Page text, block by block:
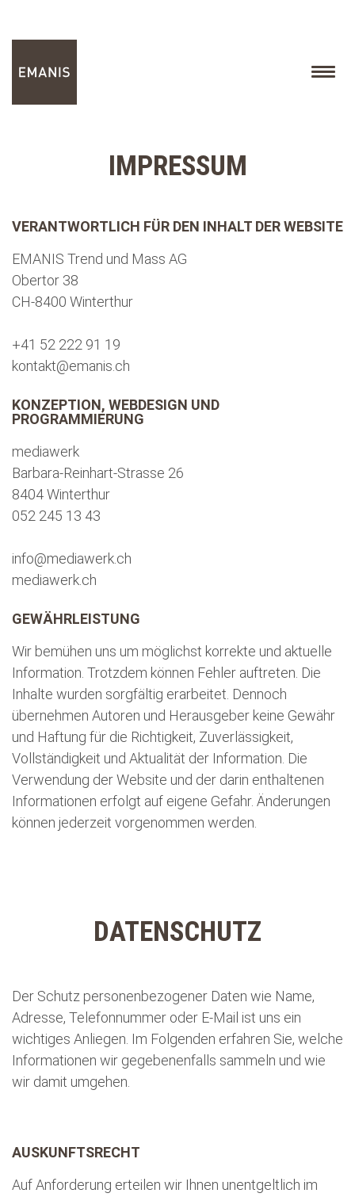
IMPRESSUM
VERANTWORTLICH FÜR DEN INHALT DER WEBSITE
EMANIS Trend und Mass AG
Obertor 38
CH-8400 Winterthur
+41 52 222 91 19
kontakt@emanis.ch
KONZEPTION, WEBDESIGN UND
PROGRAMMIERUNG
mediawerk
Barbara-Reinhart-Strasse 26
8404 Winterthur
052 245 13 43
info@mediawerk.ch
mediawerk.ch
GEWÄHRLEISTUNG
Wir bemühen uns um möglichst korrekte und aktuelle
Information. Trotzdem können Fehler auftreten. Die
Inhalte wurden sorgfältig erarbeitet. Dennoch
übernehmen Autoren und Herausgeber keine Gewähr
und Haftung für die Richtigkeit, Zuverlässigkeit,
Vollständigkeit und Aktualität der Information. Die
Verwendung der Website und der darin enthaltenen
Informationen erfolgt auf eigene Gefahr. Änderungen
können jederzeit vorgenommen werden.
DATENSCHUTZ
Der Schutz personenbezogener Daten wie Name,
Adresse, Telefonnummer oder E-Mail ist uns ein
wichtiges Anliegen. Im Folgenden erfahren Sie, welche
Informationen wir gegebenenfalls sammeln und wie
wir damit umgehen.
AUSKUNFTSRECHT
Auf Anforderung erteilen wir Ihnen unentgeltlich im